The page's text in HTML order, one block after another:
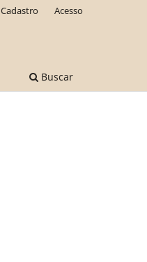
Buscar
Cadastro Acesso